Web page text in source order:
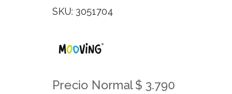
SKU: 3051704
Precio Normal $ 3.790